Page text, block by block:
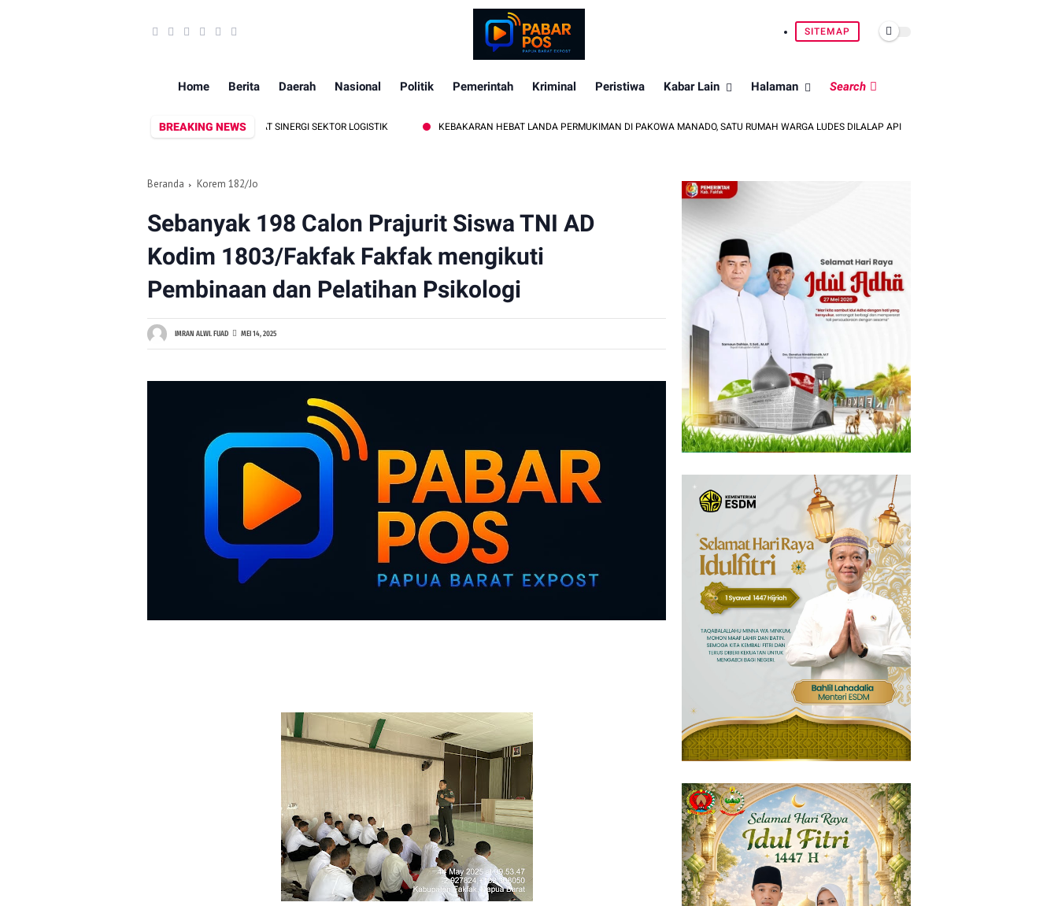
SITEMAP
Home Berita Daerah Nasional Politik Pemerintah Kriminal Peristiwa Kabar Lain Halaman Search
BREAKING NEWS
MINI SOCCER ANTARINSTANSI, PERKUAT SINERGI SEKTOR LOGISTIK KEBAKARAN HEBAT LANDA PERMUKIMAN DI PAKOWA MANADO, SATU RUMAH WARGA LUDES DILALAP API PEMILIHAN KETUA KMK FAKFAK
Beranda Korem 182/Jo
Sebanyak 198 Calon Prajurit Siswa TNI AD
Kodim 1803/Fakfak Fakfak mengikuti
Pembinaan dan Pelatihan Psikologi
IMRAN ALWI. FUAD MEI 14, 2025